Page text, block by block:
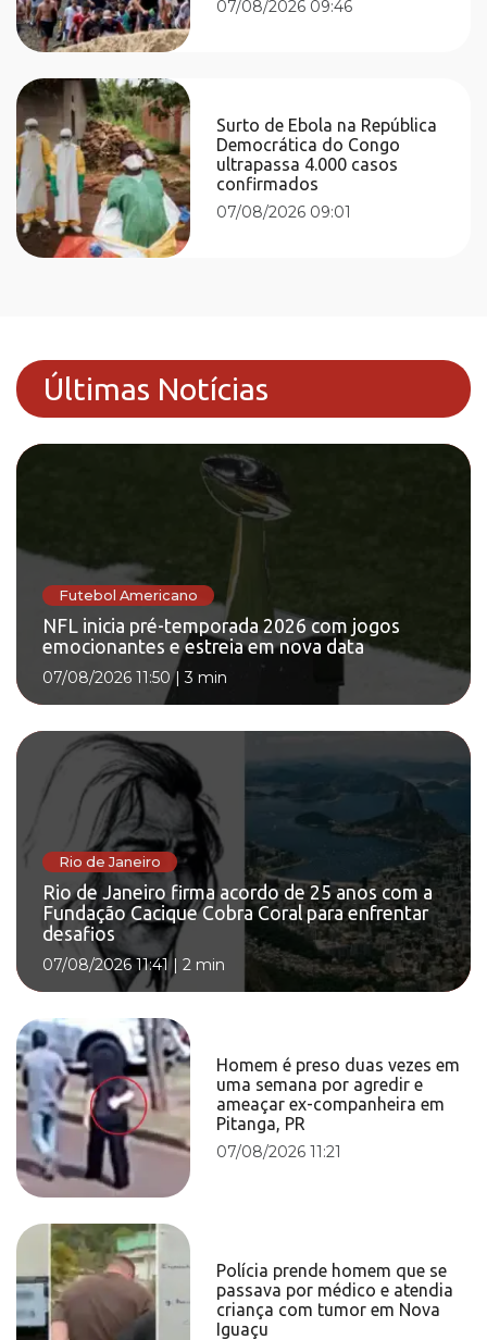
07/08/2026 09:46
Surto de Ebola na República
Democrática do Congo
ultrapassa 4.000 casos
confirmados
07/08/2026 09:01
Últimas Notícias
Futebol Americano
NFL inicia pré-temporada 2026 com jogos
emocionantes e estreia em nova data
07/08/2026 11:50|3 min
Rio de Janeiro
Rio de Janeiro firma acordo de 25 anos com a
Fundação Cacique Cobra Coral para enfrentar
desafios
07/08/2026 11:41| 2 min
Homem é preso duas vezes em
uma semana por agredir e
ameaçar ex-companheira em
Pitanga, PR
07/08/2026 11:21
Polícia prende homem que se
passava por médico e atendia
criança com tumor em Nova
Iguaçu